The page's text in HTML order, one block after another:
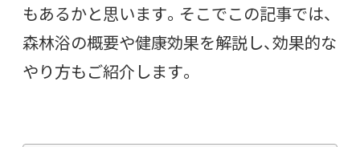
もあるかと思います。そこでこの記事では、
森林浴の概要や健康効果を解説し、効果的な
やり方もご紹介します。